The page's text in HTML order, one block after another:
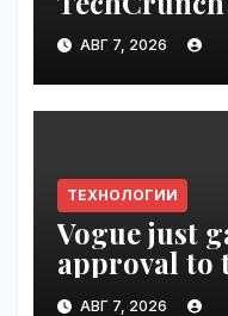
until
АВГ 7, 2026
ТЕХНОЛОГИИ
Vogue just
approval to
VseTime.ru
АВГ 7, 2026